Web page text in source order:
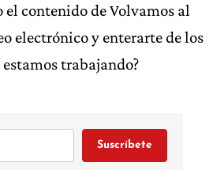
el contenido de Volvamos al
electrónico y enterarte de los
trabajando?
Suscríbete